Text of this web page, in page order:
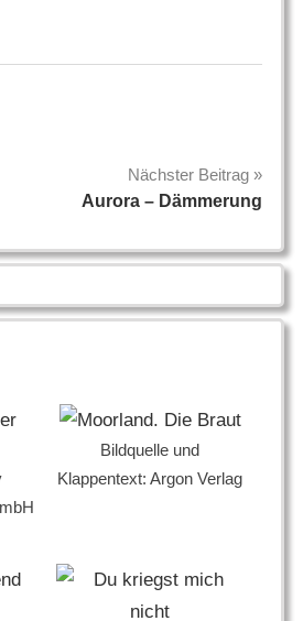
Nächster Beitrag
Aurora – Dämmerung
Bildquelle und
Klappentext: Argon Verlag